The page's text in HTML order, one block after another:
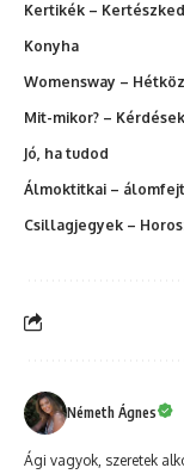
Kertikék –
Konyha
Womensway –
Mit-mikor? –
Jó, ha tudod
Álmoktitkai –
Csillagjegyek –
Németh Ágnes
Ági vagyok, szeretek